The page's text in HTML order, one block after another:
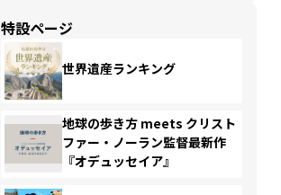
特設ページ
世界遺産ランキング
地球の歩き方 meets クリスト
ファー・ノーラン監督最新作
『オデュッセイア』